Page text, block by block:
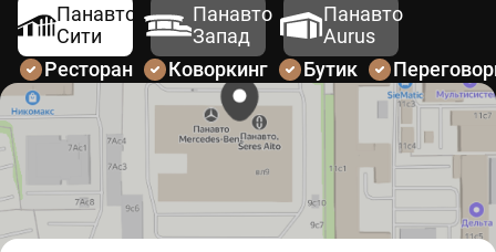
Панавто
Сити
Панавто
Запад
Панавто
Aurus
Ресторан
Коворкинг Бутик